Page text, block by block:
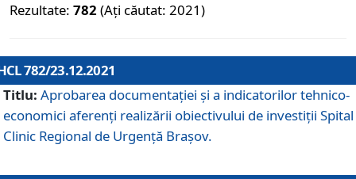
Rezultate: 782 (Ați căutat: 2021)
782/23.12.2021
Titlu: Aprobarea documentației și a indicatorilor tehnico-
economici aferenți realizării obiectivului de investiții Spital
Clinic Regional de Urgență Brașov.